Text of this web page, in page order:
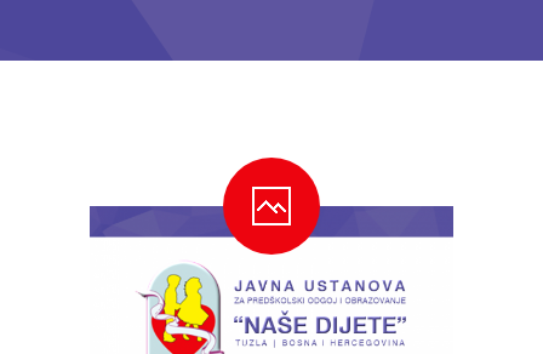
---- Kolibri
---- Snjeguljica
---- Sunčica